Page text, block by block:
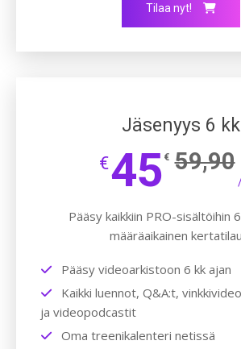
Tilaa nyt!
Jäsenyys 6 kk
€45 € 59,90
Pääsy kaikkiin PRO-sisältöihin
määräaikainen
Pääsy videoarkistoon 6 kk ajan
Kaikki luennot, Q&A:t,
ja videopodcastit
Oma treenikalenteri netissä